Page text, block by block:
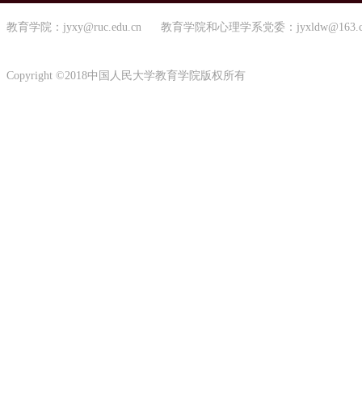
教育学院：jyxy@ruc.edu.cn 教育学院和心理学系党委：
Copyright ©2018中国人民大学教育学院版权所有